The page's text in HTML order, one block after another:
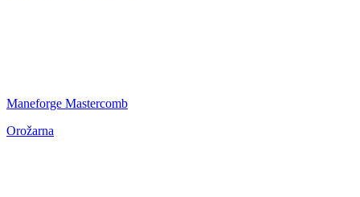
Maneforge Mastercomb
Orožarna